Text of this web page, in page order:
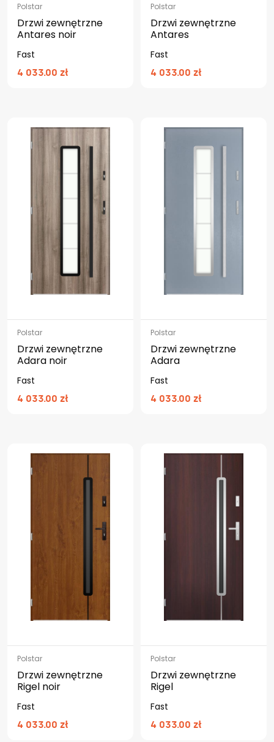
Polstar
Drzwi zewnętrzne
Antares noir
Fast
4 033.00 zł
Polstar
Drzwi zewnętrzne
Antares
Fast
4 033.00 zł
Polstar
Drzwi zewnętrzne
Adara noir
Fast
4 033.00 zł
Polstar
Drzwi zewnętrzne
Adara
Fast
4 033.00 zł
Polstar
Drzwi zewnętrzne
Rigel noir
Fast
4 033.00 zł
Polstar
Drzwi zewnętrzne
Rigel
Fast
4 033.00 zł